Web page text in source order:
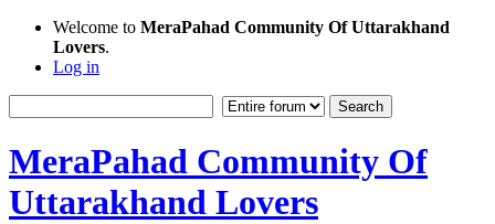
Welcome to MeraPahad Community Of Uttarakhand
Lovers.
Log in
MeraPahad Community Of
Uttarakhand Lovers